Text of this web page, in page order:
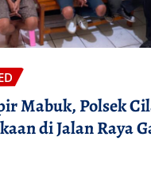
Mabuk, Polsek
di Jalan Raya